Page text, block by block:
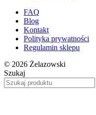
FAQ
Blog
Kontakt
Polityka prywatności
Regulamin sklepu
© 2026 Żelazowski
Szukaj